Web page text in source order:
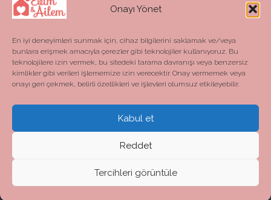
Onayı Yönet
En iyi deneyimleri sunmak için, cihaz bilgilerini saklamak ve/veya
bunlara erişmek amacıyla çerezler gibi teknolojiler kullanıyoruz. Bu
teknolojilere izin vermek, bu sitedeki tarama davranışı veya benzersiz
kimlikler gibi verileri işlememize izin verecektir. Onay vermemek veya
onayı geri çekmek, belirli özellikleri ve işlevleri olumsuz etkileyebilir.
Kabul et
Reddet
Tercihleri görüntüle
Evim ve Ailem © 2026. All Rights Reserved.